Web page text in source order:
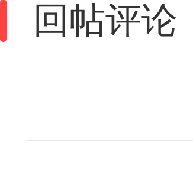
回帖评论